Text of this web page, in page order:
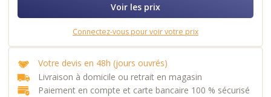
Voir les prix
Connectez-vous pour voir votre prix
Votre devis en 48h (jours ouvrés)
Livraison à domicile ou retrait en magasin
Paiement en compte et carte bancaire 100 % sécurisé